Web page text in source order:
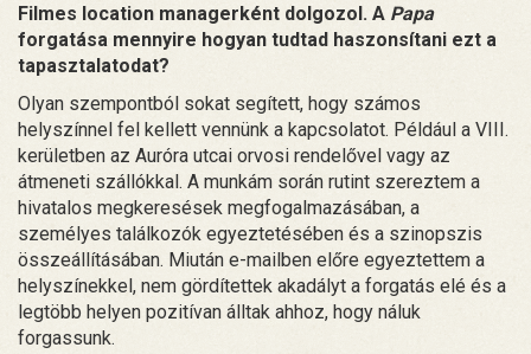
Filmes location managerként dolgozol. A Papa
forgatása mennyire hogyan tudtad haszonsítani ezt a
tapasztalatodat?
Olyan szempontból sokat segített, hogy számos
helyszínnel fel kellett vennünk a kapcsolatot. Például a VIII.
kerületben az Auróra utcai orvosi rendelővel vagy az
átmeneti szállókkal. A munkám során rutint szereztem a
hivatalos megkeresések megfogalmazásában, a
személyes találkozók egyeztetésében és a szinopszis
összeállításában. Miután e-mailben előre egyeztettem a
helyszínekkel, nem gördítettek akadályt a forgatás elé és a
legtöbb helyen pozitívan álltak ahhoz, hogy náluk
forgassunk.